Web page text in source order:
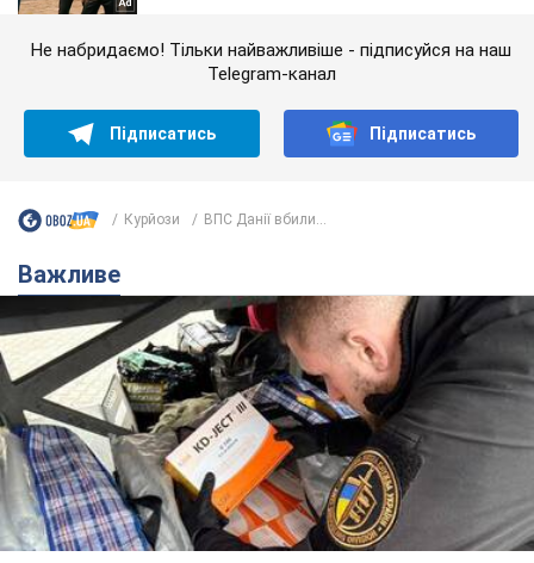
Не набридаємо! Тільки найважливіше - підписуйся на наш
Telegram-канал
Підписатись Підписатись
Курйози ВПС Данії вбили...
Важливе